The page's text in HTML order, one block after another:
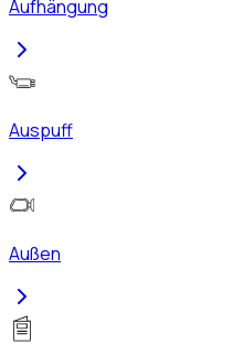
Aufhängung
Auspuff
Außen